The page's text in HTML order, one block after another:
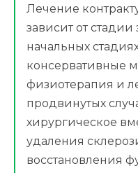
Лечение
зависит от
начальных
консервативные
физиотерапия и
продвинутых
хирургическое
удаления
восстановления